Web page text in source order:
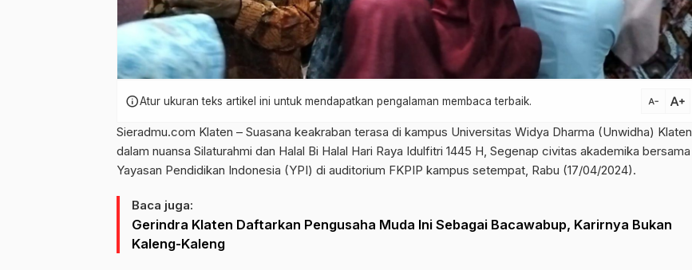
infoAtur ukuran teks artikel ini untuk mendapatkan pengalaman membaca terbaik. text_decrease text_increase
Sieradmu.com Klaten – Suasana keakraban terasa di kampus Universitas Widya Dharma (Unwidha) Klaten
dalam nuansa Silaturahmi dan Halal Bi Halal Hari Raya Idulfitri 1445 H, Segenap civitas akademika bersama
Yayasan Pendidikan Indonesia (YPI) di auditorium FKPIP kampus setempat, Rabu (17/04/2024).
Baca juga:
Gerindra Klaten Daftarkan Pengusaha Muda Ini Sebagai Bacawabup, Karirnya Bukan
Kaleng-Kaleng